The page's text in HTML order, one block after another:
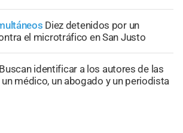
Diez detenidos por un
el microtráfico en San Justo
Buscan identificar a los autores de las
médico, un abogado y un periodista